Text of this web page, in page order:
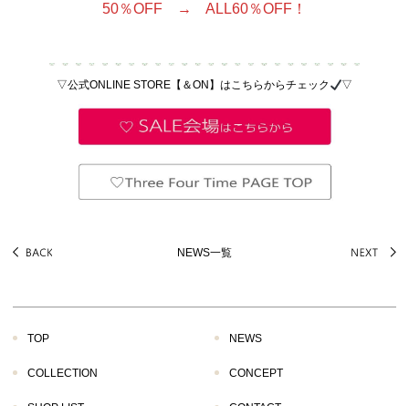
50％OFF → ALL60％OFF！
▽公式ONLINE STORE【＆ON】はこちらからチェック ▽
NEWS一覧
TOP NEWS
COLLECTION CONCEPT